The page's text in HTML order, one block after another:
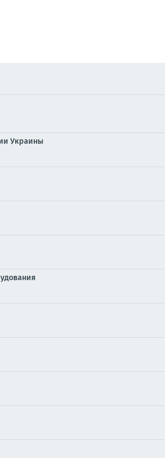
Украины